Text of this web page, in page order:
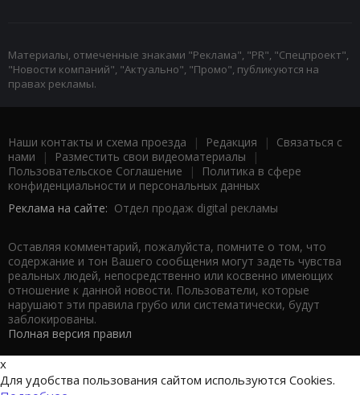
Материалы, отмеченные знаками "Реклама", "PR", "Спецпроект",
"Новости компаний", "Актуально", "Промо", публикуются на
правах рекламы.
Наши контакты и схема проезда | Редакция | Связаться с
нами | Разместить свои видеоматериалы |
Пользовательское Соглашение |
Политика в сфере
конфиденциальности и персональных данных
Реклама на сайте: Отдел продаж digital рекламы
Оставляя комментарий, пожалуйста, помните о том, что
содержание и тон Вашего сообщения могут задеть чувства
реальных людей, непосредственно или косвенно имеющих
отношение к данной новости. Пользователи, которые
нарушают эти правила грубо или систематически, будут
заблокированы.
Полная версия правил
x
Для удобства пользования сайтом используются Cookies.